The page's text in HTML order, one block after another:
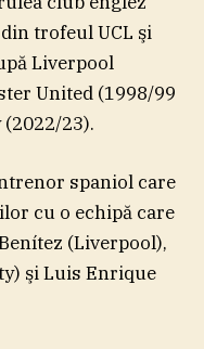
trofeul UCL şi
Liverpool
United (1998/99
23).
spaniol care
cu o echipă care
(Liverpool),
şi Luis Enrique